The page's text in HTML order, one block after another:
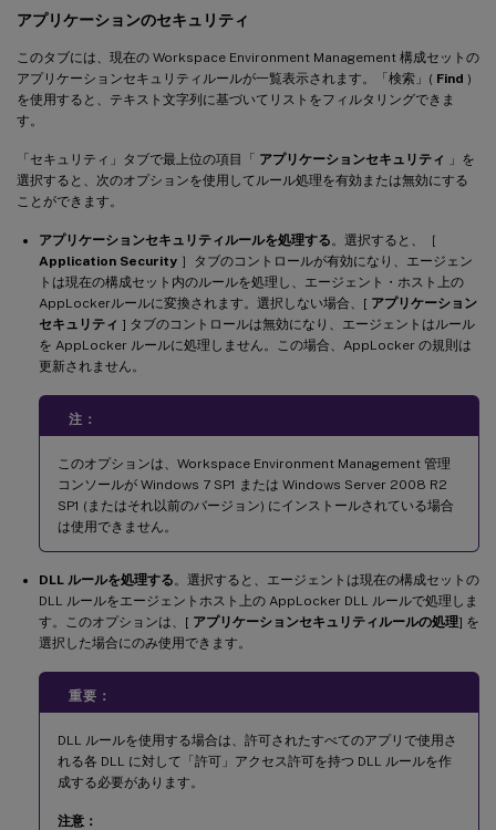
アプリケーションのセキュリティ
このタブには、現在の Workspace Environment Management 構成セットの
アプリケーションセキュリティルールが一覧表示されます。「検索」( Find )
を使用すると、テキスト文字列に基づいてリストをフィルタリングできま
す。
「セキュリティ」タブで最上位の項目「 アプリケーションセキュリティ
」を
選択すると、次のオプションを使用してルール処理を有効または無効にする
ことができます。
アプリケーションセキュリティルールを処理する 。選択すると、［
Application Security ］タブのコントロールが有効になり、エージェン
トは現在の構成セット内のルールを処理し、エージェント・ホスト上の
AppLockerルールに変換されます。選択しない場合、[ アプリケーション
セキュリティ ] タブのコントロールは無効になり、エージェントはルール
を AppLocker ルールに処理しません。この場合、AppLocker の規則は
更新されません。
注：
このオプションは、Workspace Environment Management 管理
コンソールが Windows 7 SP1 または Windows Server 2008 R2
SP1 (またはそれ以前のバージョン) にインストールされている場合
は使用できません。
DLL ルールを処理する 。選択すると、エージェントは現在の構成セットの
DLL ルールをエージェントホスト上の AppLocker DLL ルールで処理しま
す。このオプションは、[ アプリケーションセキュリティルールの処理] を
選択した場合にのみ使用できます。
重要：
DLL ルールを使用する場合は、許可されたすべてのアプリで使用さ
れる各 DLL に対して「許可」アクセス許可を持つ DLL ルールを作
成する必要があります。
注意：